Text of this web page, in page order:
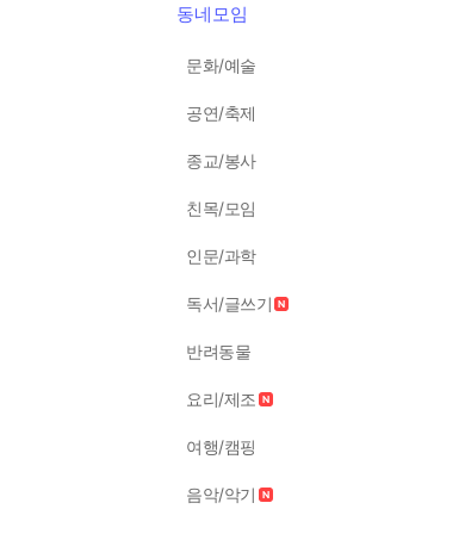
동네모임
문화/예술
공연/축제
종교/봉사
친목/모임
인문/과학
독서/글쓰기
반려동물
요리/제조
여행/캠핑
음악/악기